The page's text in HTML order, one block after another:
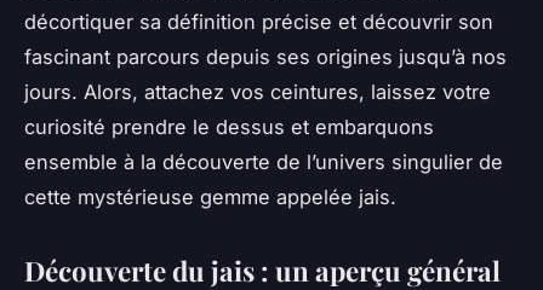
décortiquer sa définition précise et découvrir son
fascinant parcours depuis ses origines jusqu’à nos
jours. Alors, attachez vos ceintures, laissez votre
curiosité prendre le dessus et embarquons
ensemble à la découverte de l’univers singulier de
cette mystérieuse gemme appelée jais.
Découverte du jais : un aperçu général